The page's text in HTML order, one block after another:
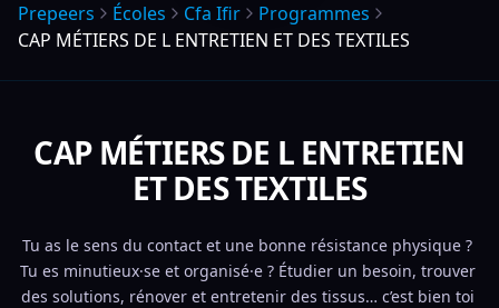
Prepeers Écoles Cfa Ifir
Programmes
CAP MÉTIERS DE L ENTRETIEN ET DES TEXTILES
CAP MÉTIERS DE L ENTRETIEN
ET DES TEXTILES
Tu as le sens du contact et une bonne résistance physique ?
Tu es minutieux·se et organisé·e ? Étudier un besoin, trouver
des solutions, rénover et entretenir des tissus… c’est bien toi